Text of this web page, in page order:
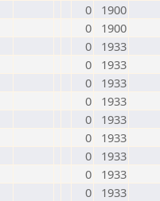
0
1900
0
1900
0
1933
0
1933
0
1933
0
1933
0
1933
0
1933
0
1933
0
1933
0
1933